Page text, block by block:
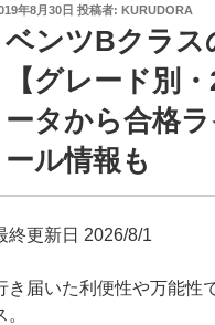
:
年8月30日 投稿者: KURUDORA
ベンツBクラス
【グレード別
ータから合格
ール情報も
終更新日 2026/8/1
き届いた利便性や万能性
。